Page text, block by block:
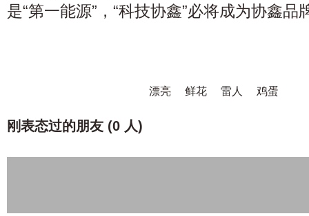
是“第一能源”，“科技协鑫”必将成为协鑫
漂亮 鲜花 雷人 鸡蛋
刚表态过的朋友 (0 人)